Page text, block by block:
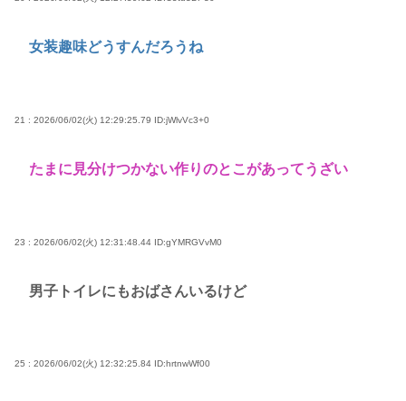
女装趣味どうすんだろうね
21 : 2026/06/02(火) 12:29:25.79 ID:jWlvVc3+0
たまに見分けつかない作りのとこがあってうざい
23 : 2026/06/02(火) 12:31:48.44 ID:gYMRGVvM0
男子トイレにもおばさんいるけど
25 : 2026/06/02(火) 12:32:25.84 ID:hrtnwWf00